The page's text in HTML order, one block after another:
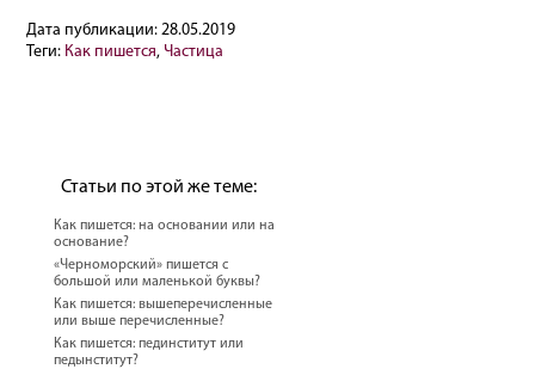
Дата публикации:28.05.2019
Теги: Как пишется, Частица
Статьи по этой же теме:
Как пишется: на основании или на
основание?
«Черноморский» пишется с
большой или маленькой буквы?
Как пишется: вышеперечисленные
или выше перечисленные?
Как пишется: пединститут или
педынститут?